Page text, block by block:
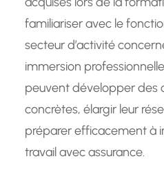
familiariser avec le
secteur d’activité
immersion
peuvent développer des
concrètes, élargir leur
préparer efficacement à
travail avec assurance.